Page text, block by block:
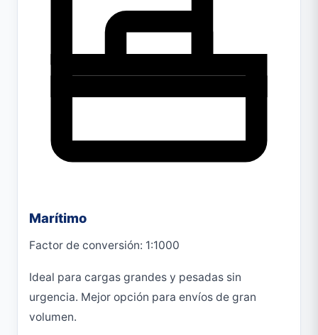
Marítimo
Factor de conversión: 1:1000
Ideal para cargas grandes y pesadas sin
urgencia. Mejor opción para envíos de gran
volumen.